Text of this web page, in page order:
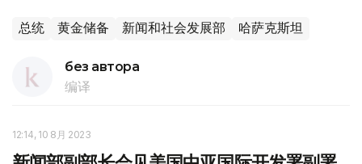
总统 黄金储备 新闻和社会发展部 哈萨克斯坦
без автора
编译
12:14, 10 8月 2023